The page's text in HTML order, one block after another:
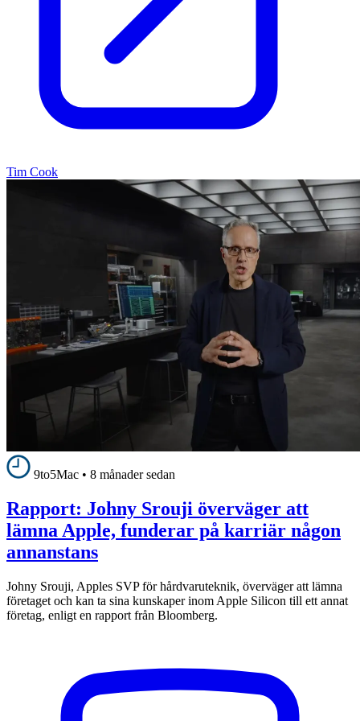
Tim Cook
9to5Mac • 8 månader sedan
Rapport: Johny Srouji överväger att
lämna Apple, funderar på karriär någon
annanstans
Johny Srouji, Apples SVP för hårdvaruteknik, överväger att lämna
företaget och kan ta sina kunskaper inom Apple Silicon till ett annat
företag, enligt en rapport från Bloomberg.